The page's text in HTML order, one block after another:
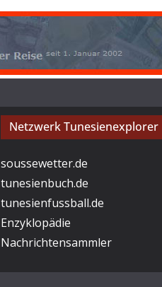
Netzwerk Tunesienexplorer
soussewetter.de
tunesienbuch.de
tunesienfussball.de
Enzyklopädie
Nachrichtensammler